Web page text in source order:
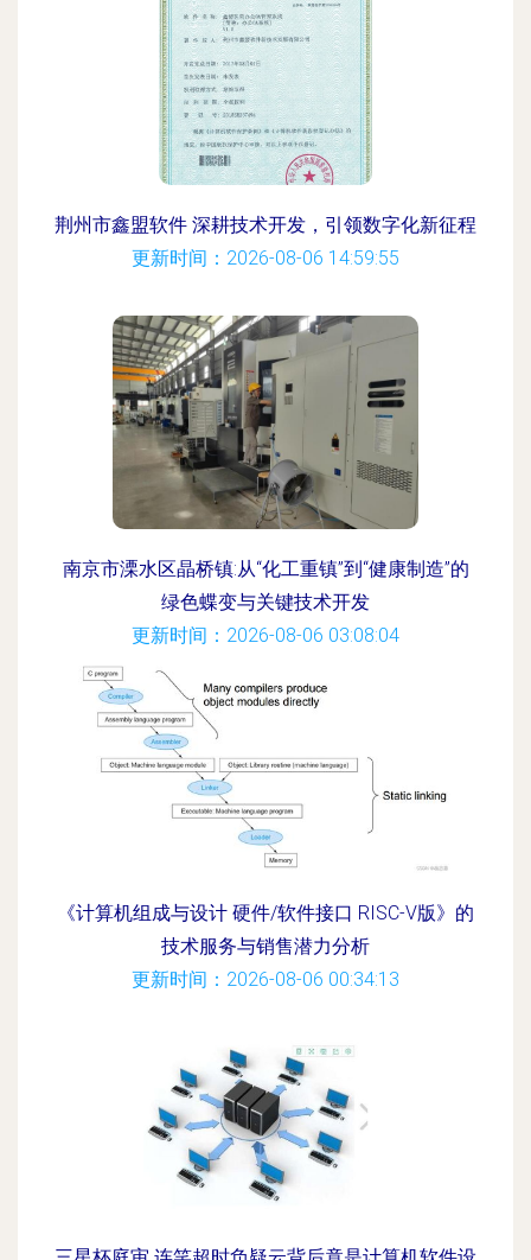
荆州市鑫盟软件 深耕技术开发，引领数字化新征程
更新时间：2026-08-06 14:59:55
南京市溧水区晶桥镇:从“化工重镇”到“健康制造”的
绿色蝶变与关键技术开发
更新时间：2026-08-06 03:08:04
《计算机组成与设计 硬件/软件接口 RISC-V版》的
技术服务与销售潜力分析
更新时间：2026-08-06 00:34:13